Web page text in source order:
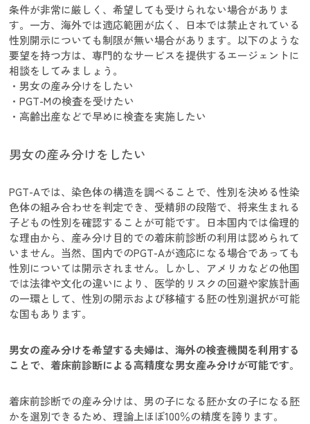
条件が非常に厳しく、希望しても受けられない場合がありま
す。一方、海外では適応範囲が広く、日本では禁止されている
性別開示についても制限が無い場合があります。以下のような
要望を持つ方は、専門的なサービスを提供するエージェントに
相談をしてみましょう。
男女の産み分けをしたい
PGT-Mの検査を受けたい
高齢出産などで早めに検査を実施したい
男女の産み分けをしたい
PGT-Aでは、染色体の構造を調べることで、性別を決める性染
色体の組み合わせを判定でき、受精卵の段階で、将来生まれる
子どもの性別を確認することが可能です。日本国内では倫理的
な理由から、産み分け目的での着床前診断の利用は認められて
いません。当然、国内でのPGT-Aが適応になる場合であっても
性別については開示されません。しかし、アメリカなどの他国
では法律や文化の違いにより、医学的リスクの回避や家族計画
の一環として、性別の開示および移植する胚の性別選択が可能
な国もあります。
男女の産み分けを希望する夫婦は、海外の検査機関を利用する
ことで、着床前診断による高精度な男女産み分けが可能です。
着床前診断での産み分けは、男の子になる胚か女の子になる胚
かを選別できるため、理論上ほぼ100％の精度を誇ります。